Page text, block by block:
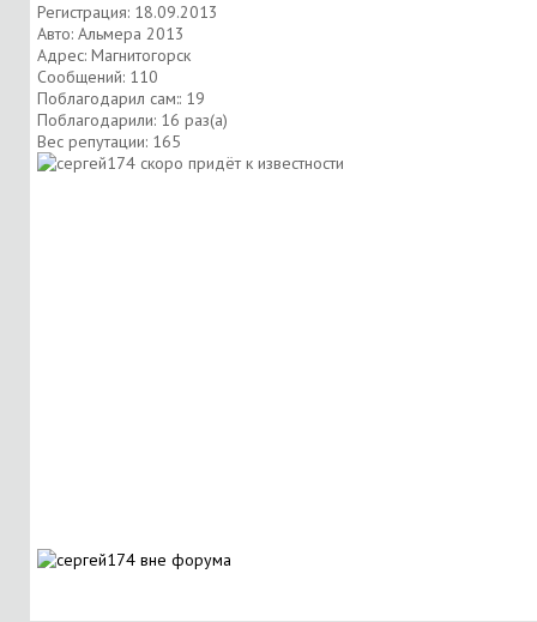
Регистрация: 18.09.2013
Авто: Альмера 2013
Адрес: Магнитогорск
Сообщений: 110
Поблагодарил сам:: 19
Поблагодарили: 16 раз(а)
Вес репутации: 165